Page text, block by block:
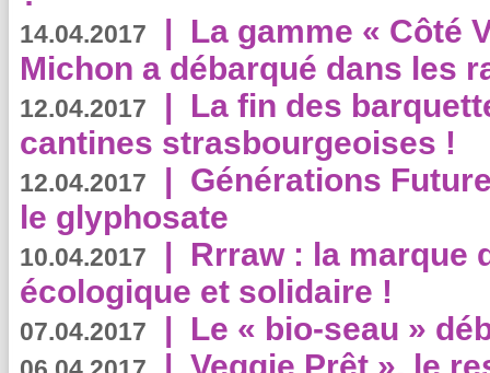
14.04.2017 | La gamme « Côté
Michon a débarqué dans les
12.04.2017 | La fin des
cantines strasbourgeoises !
12.04.2017 | Générations
le glyphosate
10.04.2017 | Rrraw : la marque
écologique et solidaire !
07.04.2017 | Le « bio-seau »